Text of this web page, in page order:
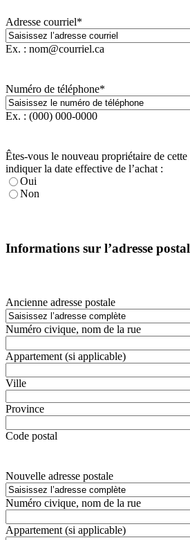
Adresse courriel*
Ex. : nom@courriel.ca
Numéro de téléphone*
Ex. : (000) 000-0000
Êtes-vous le nouveau propriétaire de
indiquer la date effective de l’achat :
Oui
Non
Informations sur l’adresse
Ancienne adresse postale
Numéro civique, nom de la rue
Appartement (si applicable)
Ville
Province
Code postal
Nouvelle adresse postale
Numéro civique, nom de la rue
Appartement (si applicable)